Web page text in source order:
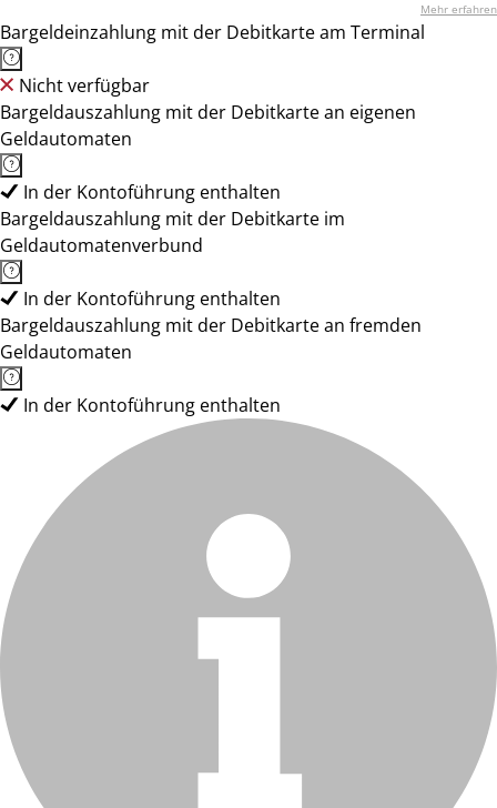
Mehr erfahren
Bargeldeinzahlung mit der Debitkarte am Terminal
Nicht verfügbar
Bargeldauszahlung mit der Debitkarte an eigenen
Geldautomaten
In der Kontoführung enthalten
Bargeldauszahlung mit der Debitkarte im
Geldautomatenverbund
In der Kontoführung enthalten
Bargeldauszahlung mit der Debitkarte an fremden
Geldautomaten
In der Kontoführung enthalten